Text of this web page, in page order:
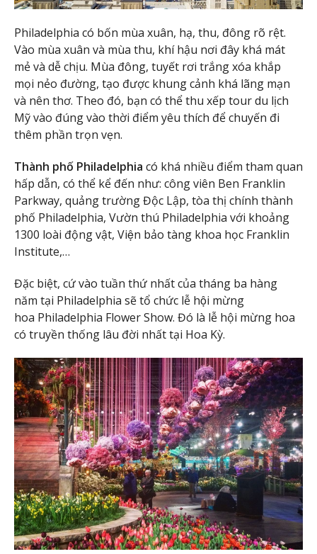
Philadelphia có bốn mùa xuân, hạ, thu, đông rõ rệt.
Vào mùa xuân và mùa thu, khí hậu nơi đây khá mát
mẻ và dễ chịu. Mùa đông, tuyết rơi trắng xóa khắp
mọi nẻo đường, tạo được khung cảnh khá lãng mạn
và nên thơ. Theo đó, bạn có thể thu xếp tour du lịch
Mỹ vào đúng vào thời điểm yêu thích để chuyến đi
thêm phần trọn vẹn.
Thành phố Philadelphia có khá nhiều điểm tham quan
hấp dẫn, có thể kể đến như: công viên Ben Franklin
Parkway, quảng trường Độc Lập, tòa thị chính thành
phố Philadelphia, Vườn thú Philadelphia với khoảng
1300 loài động vật, Viện bảo tàng khoa học Franklin
Institute,…
Đặc biệt, cứ vào tuần thứ nhất của tháng ba hàng
năm tại Philadelphia sẽ tổ chức lễ hội mừng
hoa Philadelphia Flower Show. Đó là lễ hội mừng hoa
có truyền thống lâu đời nhất tại Hoa Kỳ.